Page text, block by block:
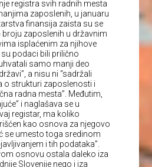
registra svih radnih mesta
zaposlenih, u januaru
finansija zaista su se
zaposlenih u državnim
isplaćenim za njihove
su podaci bili prilično
samo manji deo
a nisu ni “sadržali
strukturi zaposlenosti i
radna mesta”. Međutim,
i naglašava se u
registar, ma koliko
kao osnova za njegovo
se umesto toga sredinom
i tih podataka”.
osnovu ostala daleko iza
Slovenije nego i iza